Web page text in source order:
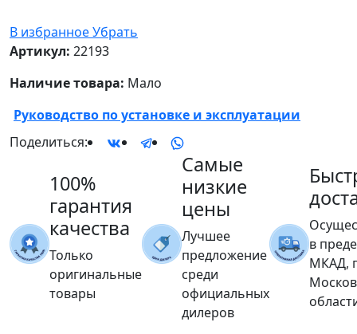
В избранноеУбрать
Артикул: 22193
Наличие товара: Мало
Руководство по установке и эксплуатации
Поделиться:
100%
гарантия
качества
Только
оригинальные
товары
Самые
низкие
цены
Лучшее
предложение
среди
официальных
дилеров
в
МКАД,